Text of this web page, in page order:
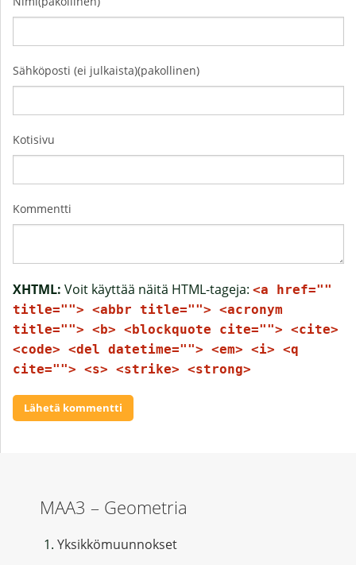
Sähköposti (ei julkaista)(pakollinen)
Kotisivu
Kommentti
XHTML: Voit käyttää näitä HTML-tageja: <a href=""
title=""> <abbr title=""> <acronym
title=""> <b> <blockquote cite=""> <cite>
<code> <del datetime=""> <em> <i> <q
cite=""> <s> <strike> <strong>
MAA3 – Geometria
Yksikkömuunnokset